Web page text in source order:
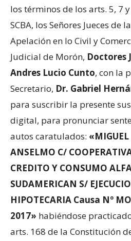
los términos de los arts. 5, 7
SCBA, los Señores Jueces de
Apelación en lo Civil y
Judicial de Morón, Doctores
Andres Lucio Cunto, con la
Secretario, Dr. Gabriel
para suscribir la presente
digital, para pronunciar
autos caratulados: «
ANSELMO C/
CREDITO Y CONSUMO
SUDAMERICAN S/
HIPOTECARIA Causa Nº
2017» habiéndose
arts. 168 de la Constitución